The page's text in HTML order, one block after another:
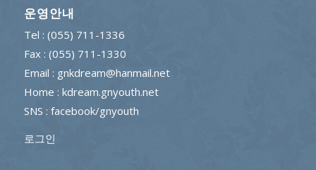
운영안내
Tel : (055) 711-1336
Fax : (055) 711-1330
Email : gnkdream@hanmail.net
Home : kdream.gnyouth.net
SNS : facebook/gnyouth
로그인